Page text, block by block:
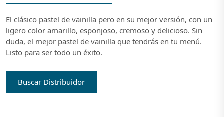
El clásico pastel de vainilla pero en su mejor versión, con un
ligero color amarillo, esponjoso, cremoso y delicioso. Sin
duda, el mejor pastel de vainilla que tendrás en tu menú.
Listo para ser todo un éxito.
Buscar Distribuidor